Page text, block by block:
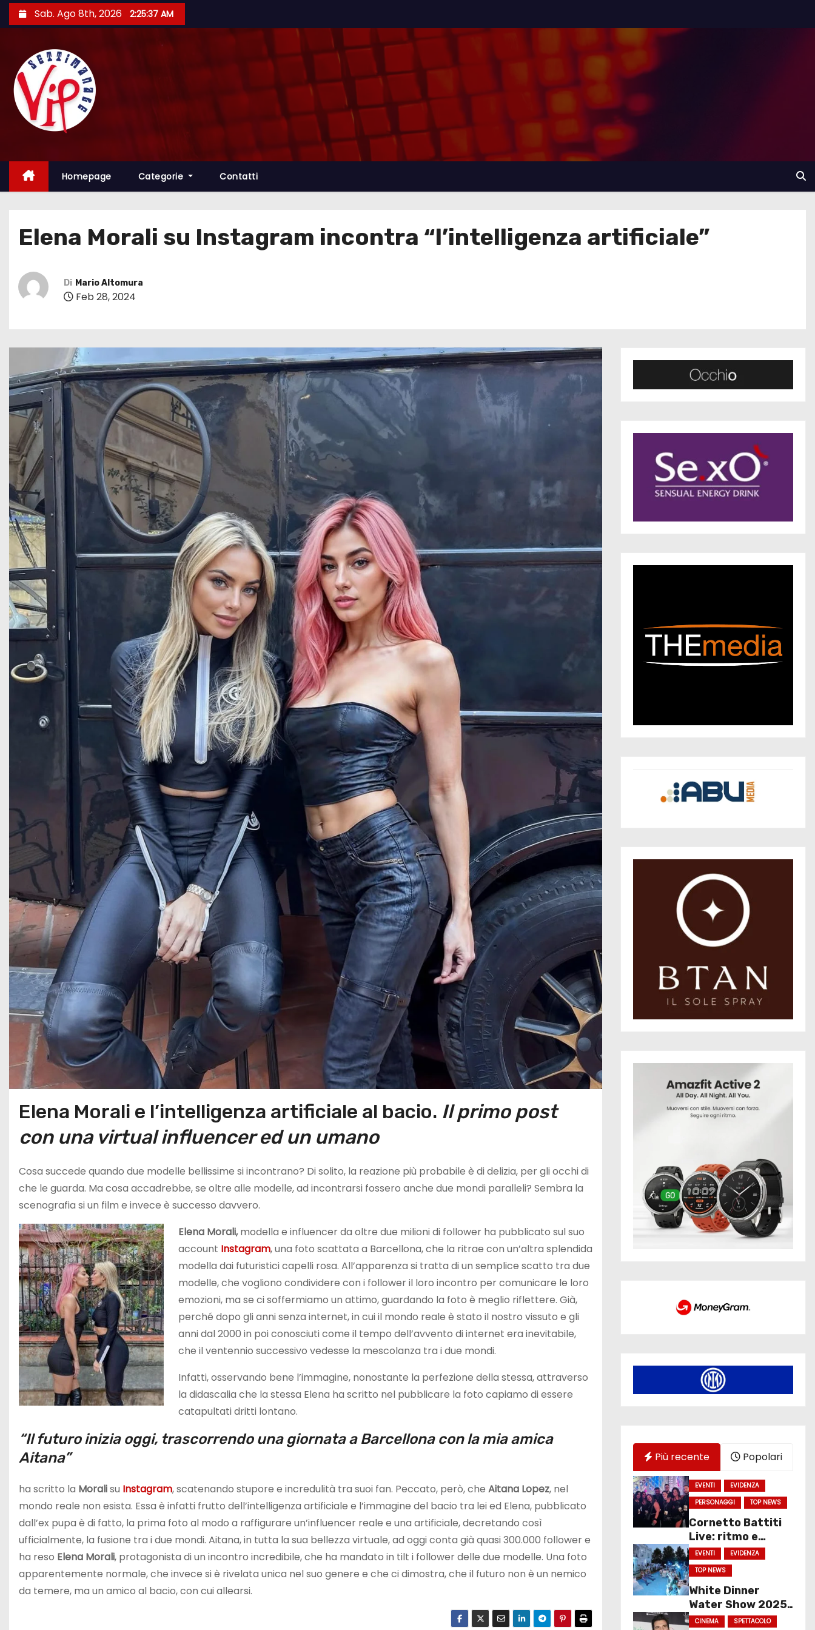
a
n
e
Sab. Ago 8th, 2026 2:25:38 AM
Homepage Categorie Contatti
Elena Morali su Instagram incontra “l’intelligenza artificiale”
Di Mario Altomura
Feb 28, 2024
Elena Morali e l’intelligenza artificiale al bacio. Il primo post
con una virtual influencer ed un umano
Cosa succede quando due modelle bellissime si incontrano? Di solito, la reazione più probabile è di delizia, per gli occhi di
che le guarda. Ma cosa accadrebbe, se oltre alle modelle, ad incontrarsi fossero anche due mondi paralleli? Sembra la
scenografia si un film e invece è successo davvero.
Elena Morali,modella e influencer da oltre due milioni di follower ha pubblicato sul suo
account Instagram, una foto scattata a Barcellona, che la ritrae con un’altra splendida
modella dai futuristici capelli rosa. All’apparenza si tratta di un semplice scatto tra due
modelle, che vogliono condividere con i follower il loro incontro per comunicare le loro
emozioni, ma se ci soffermiamo un attimo, guardando la foto è meglio riflettere. Già,
perché dopo gli anni senza internet, in cui il mondo reale è stato il nostro vissuto e gli
anni dal 2000 in poi conosciuti come il tempo dell’avvento di internet era inevitabile,
che il ventennio successivo vedesse la mescolanza tra i due mondi.
Infatti, osservando bene l’immagine, nonostante la perfezione della stessa, attraverso
la didascalia che la stessa Elena ha scritto nel pubblicare la foto capiamo di essere
catapultati dritti lontano.
“Il futuro inizia oggi, trascorrendo una giornata a Barcellona con la mia amica
Aitana”
ha scritto la Moralisu Instagram, scatenando stupore e incredulità tra suoi fan. Peccato, però, che Aitana Lopez, nel
mondo reale non esista. Essa è infatti frutto dell’intelligenza artificiale e l’immagine del bacio tra lei ed Elena, pubblicato
dall’ex pupa è di fatto, la prima foto al modo a raffigurare un’influencer reale e una artificiale, decretando così
ufficialmente, la fusione tra i due mondi. Aitana, in tutta la sua bellezza virtuale, ad oggi conta già quasi 300.000 follower e
ha reso Elena Morali, protagonista di un incontro incredibile, che ha mandato in tilt i follower delle due modelle. Una foto
apparentemente normale, che invece si è rivelata unica nel suo genere e che ci dimostra, che il futuro non è un nemico
da temere, ma un amico al bacio, con cui allearsi.
Più recente Popolari
EVENTI
EVIDENZA
PERSONAGGI
TOP NEWS
Cornetto Battiti
Live: ritmo e
spettacolo a
Molfetta
EVENTI
EVIDENZA
TOP NEWS
White Dinner
Water Show 2025
chiude con un
CINEMA
SPETTACOLO